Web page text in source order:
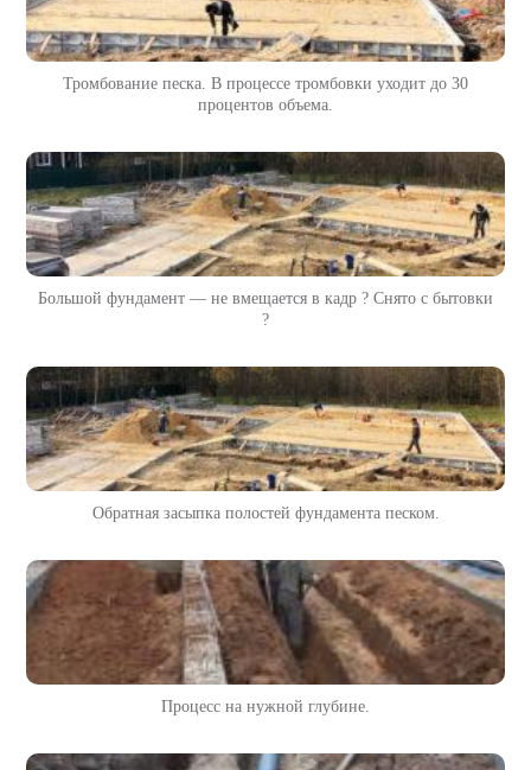
Тромбование песка. В процессе тромбовки уходит до 30
процентов объема.
Большой фундамент — не вмещается в кадр ? Снято с бытовки
?
Обратная засыпка полостей фундамента песком.
Процесс на нужной глубине.